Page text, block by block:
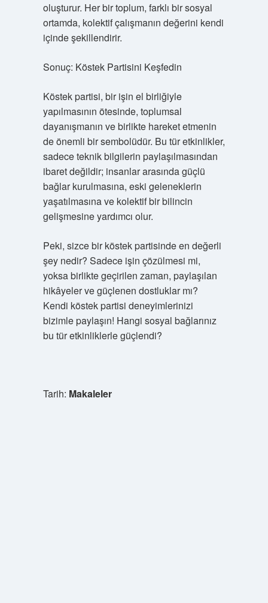
oluşturur. Her bir toplum, farklı bir sosyal
ortamda, kolektif çalışmanın değerini kendi
içinde şekillendirir.
Sonuç: Köstek Partisini Keşfedin
Köstek partisi, bir işin el birliğiyle
yapılmasının ötesinde, toplumsal
dayanışmanın ve birlikte hareket etmenin
de önemli bir sembolüdür. Bu tür etkinlikler,
sadece teknik bilgilerin paylaşılmasından
ibaret değildir; insanlar arasında güçlü
bağlar kurulmasına, eski geleneklerin
yaşatılmasına ve kolektif bir bilincin
gelişmesine yardımcı olur.
Peki, sizce bir köstek partisinde en değerli
şey nedir? Sadece işin çözülmesi mi,
yoksa birlikte geçirilen zaman, paylaşılan
hikâyeler ve güçlenen dostluklar mı?
Kendi köstek partisi deneyimlerinizi
bizimle paylaşın! Hangi sosyal bağlarınız
bu tür etkinliklerle güçlendi?
Tarih: Makaleler